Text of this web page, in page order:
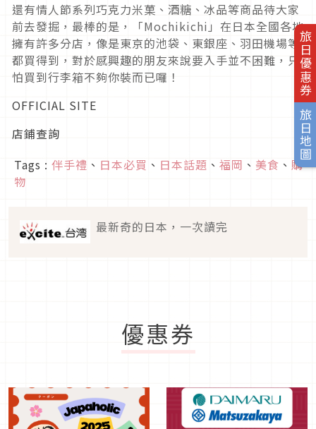
旅日優惠券
旅日地圖
還有情人節系列巧克力米菓、酒糖、冰品等商品待大家
前去發掘，最棒的是，「Mochikichi」在日本全國各地
擁有許多分店，像是東京的池袋、東銀座、羽田機場等
都買得到，對於感興趣的朋友來說要入手並不困難，只
怕買到行李箱不夠你裝而已囉！
OFFICIAL SITE
店鋪查詢
Tags : 伴手禮 、 日本必買 、 日本話題 、 福岡 、 美食 、 購
物
最新奇的日本，一次讀完
優惠券